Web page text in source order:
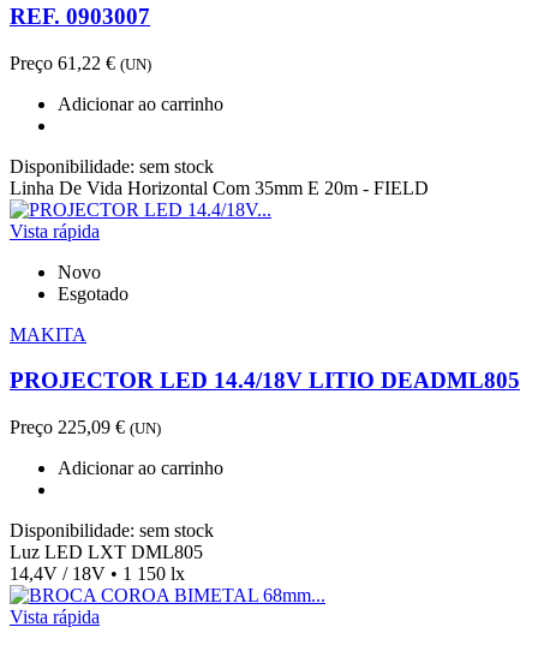
REF. 0903007
Preço 61,22 € (UN)
Adicionar ao carrinho
Disponibilidade: sem stock
Linha De Vida Horizontal Com 35mm E 20m - FIELD
Vista rápida
Novo
Esgotado
MAKITA
PROJECTOR LED 14.4/18V LITIO DEADML805
Preço 225,09 € (UN)
Adicionar ao carrinho
Disponibilidade: sem stock
Luz LED LXT DML805
14,4V / 18V • 1 150 lx
Vista rápida